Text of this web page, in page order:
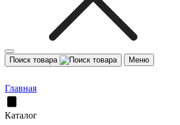
Поиск товара Меню
Главная
Каталог